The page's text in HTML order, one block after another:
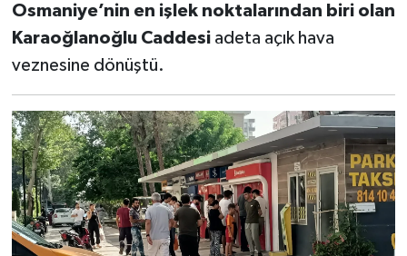
Osmaniye’nin en işlek noktalarından biri olan
Karaoğlanoğlu Caddesiadeta açık hava
veznesine dönüştü.